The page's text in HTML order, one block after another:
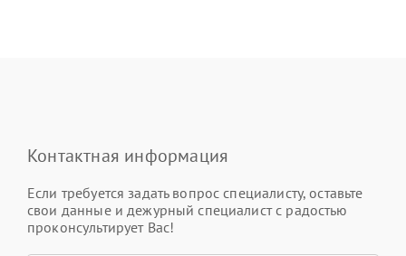
Контактная информация
Если требуется задать вопрос специалисту, оставьте
свои данные и дежурный специалист с радостью
проконсультирует Вас!